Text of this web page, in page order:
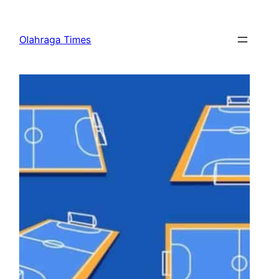
content
Olahraga Times